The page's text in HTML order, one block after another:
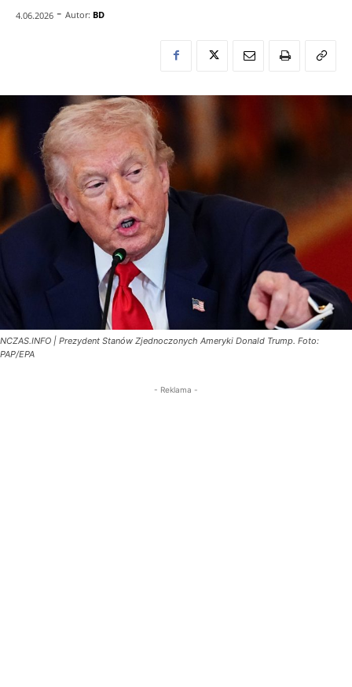
4.06.2026 - Autor: BD
NCZAS.INFO | Prezydent Stanów Zjednoczonych Ameryki Donald Trump. Foto:
PAP/EPA
- Reklama -